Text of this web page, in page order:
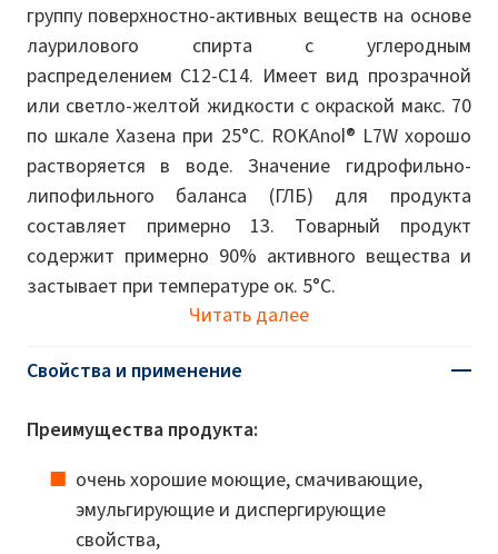
группу поверхностно-активных веществ на основе
лаурилового спирта с углеродным
распределением C12-C14. Имеет вид прозрачной
или светло-желтой жидкости с окраской макс. 70
по шкале Хазена при 25°С. ROKAnol® L7W хорошо
растворяется в воде. Значение гидрофильно-
липофильного баланса (ГЛБ) для продукта
составляет примерно 13. Товарный продукт
содержит примерно 90% активного вещества и
застывает при температуре ок. 5°С.
Читать далее
Свойства и применение
Преимущества продукта:
очень хорошие моющие, смачивающие,
эмульгирующие и диспергирующие
свойства,